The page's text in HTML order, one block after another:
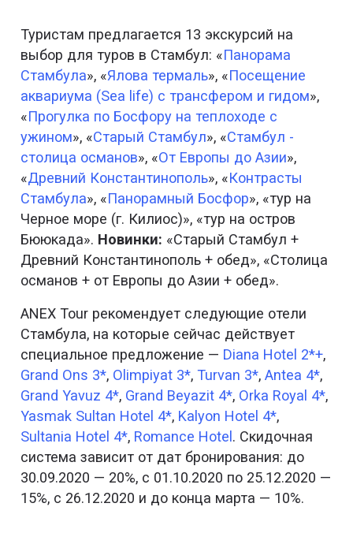
Туристам предлагается 13 экскурсий на
выбор для туров в Стамбул: «Панорама
Стамбула», «Ялова термаль», «Посещение
аквариума (Sea life) с трансфером и гидом»,
«Прогулка по Босфору на теплоходе с
ужином», «Старый Стамбул», «Стамбул -
столица османов», «От Европы до Азии»,
«Древний Константинополь», «Контрасты
Стамбула», «Панорамный Босфор», «тур на
Черное море (г. Килиос)», «тур на остров
Бююкада». Новинки: «Старый Стамбул +
Древний Константинополь + обед», «Столица
османов + от Европы до Азии + обед».
ANEX Tour рекомендует следующие отели
Стамбула, на которые сейчас действует
специальное предложение — Diana Hotel 2*+,
Grand Ons 3*, Olimpiyat 3*,Turvan 3*,Antea 4*,
Grand Yavuz 4*, Grand Beyazit 4*, Orka Royal 4*,
Yasmak Sultan Hotel 4*, Kalyon Hotel 4*,
Sultania Hotel 4*, Romance Hotel . Скидочная
система зависит от дат бронирования: до
30.09.2020 — 20%, с 01.10.2020 по 25.12.2020 —
15%, с 26.12.2020 и до конца марта — 10%.